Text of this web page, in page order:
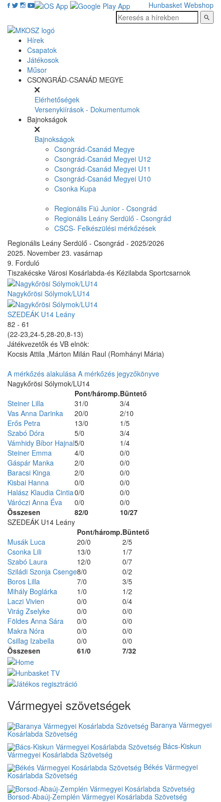
Hunbasket Webshop
Hírek
Csapatok
Játékosok
Műsor
CSONGRÁD-CSANÁD MEGYE
Elérhetőségek
Versenykiírások - Dokumentumok
Bajnokságok
Bajnokságok
Csongrád-Csanád Megye
Csongrád-Csanád Megyei U12
Csongrád-Csanád Megyei U11
Csongrád-Csanád Megyei U10
Csonka Kupa
Regionális Fiú Junior - Csongrád
Regionális Leány Serdülő - Csongrád
CSCS- Felkészülési mérkőzések
Regionális Leány Serdülő - Csongrád - 2025/2026
2025. November 23. vasárnap
9. Forduló
Tiszakécske Városi Kosárlabda-és Kézilabda Sportcsarnok
Nagykőrösi Sólymok/LU14
SZEDEÁK U14 Leány
82 - 61
(22-23,24-5,28-20,8-13)
Játékvezetők és VB elnök:
Kocsis Attila ,Márton Milán Raul (Romhányi Mária)
A mérkőzés alakulása A mérkőzés jegyzőkönyve
Nagykőrösi Sólymok/LU14
Pont/háromp.Büntető
Összesen 82/0 10/27
Steiner Lilla 31/0
3/4
Vas Anna Darinka
20/0
2/10
Erős Petra
13/0
1/5
Szabó Dóra
5/0
3/4
Vámhidy Bíbor Hajnal5/0
1/4
Steiner Emma
4/0
0/0
Gáspár Manka
2/0
0/0
Baracsi Kinga
2/0
0/0
Kisbai Hanna
0/0
0/0
Halász Klaudia Cintia0/0
0/0
Váróczi Anna Éva
0/0
0/0
SZEDEÁK U14 Leány
Pont/háromp.Büntető
Összesen 61/0 7/32
Musák Luca 20/0
2/5
Csonka Lili
13/0
1/7
Szabó Laura
12/0
0/7
Sziládi Szonja Csenge8/0
0/2
Boros Lilla
7/0
3/5
Mihály Boglárka
1/0
1/2
Laczi Vivien
0/0
0/4
Virág Zselyke
0/0
0/0
Földes Anna Sára
0/0
0/0
Makra Nóra
0/0
0/0
Csillag Izabella
0/0 0/0
Vármegyei szövetségek
Baranya Vármegyei
Kosárlabda Szövetség
Bács-Kiskun
Vármegyei Kosárlabda Szövetség
Békés Vármegyei
Kosárlabda Szövetség
Borsod-Abaúj-Zemplén Vármegyei Kosárlabda Szövetség